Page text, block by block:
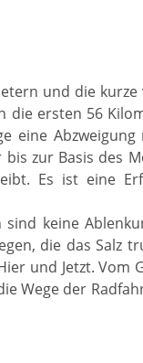
und die
die ersten 56
eine
zur Basis des
Es ist eine
keine
die das Salz
und Jetzt. Vom
Wege der